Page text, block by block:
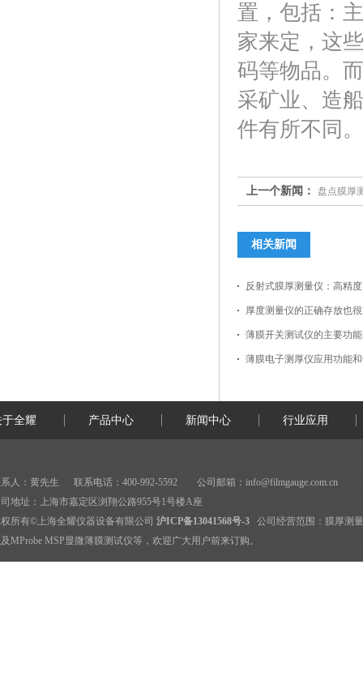
置，包括：
家来定，这
码等物品。
采矿业、造
件有所不同。
上一个新闻： 盘点膜厚
相关新闻
反射式膜厚测量仪：高精
厚度测量仪的正确存放也
薄膜开关测试仪的主要功
薄膜电子测厚仪应用功能
于全耀 产品中心 新闻中心 行业应用
人：黄先生 联系电话：400-992-5592 公司邮箱： info@filmgauge.com.cn
地址：上海市嘉定区浏翔公路955号1号楼A座
所有©上海全耀仪器设备有限公司 沪ICP备13041568号-3 公司经营范围： 膜厚测
MProbe MSP显微薄膜测试仪等，欢迎广大用户前来订购。